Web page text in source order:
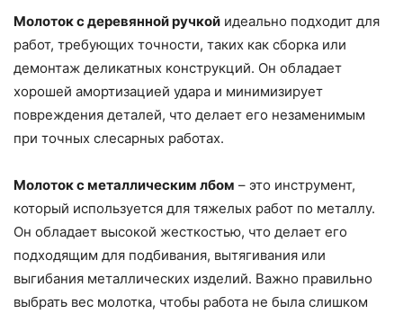
Молоток с деревянной ручкой идеально подходит для
работ, требующих точности, таких как сборка или
демонтаж деликатных конструкций. Он обладает
хорошей амортизацией удара и минимизирует
повреждения деталей, что делает его незаменимым
при точных слесарных работах.
Молоток с металлическим лбом – это инструмент,
который используется для тяжелых работ по металлу.
Он обладает высокой жесткостью, что делает его
подходящим для подбивания, вытягивания или
выгибания металлических изделий. Важно правильно
выбрать вес молотка, чтобы работа не была слишком